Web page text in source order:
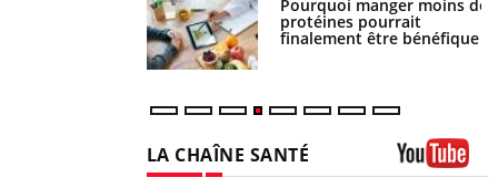
Pourquoi manger moins de
protéines pourrait
finalement être bénéfique
LA CHAÎNE SANTÉ